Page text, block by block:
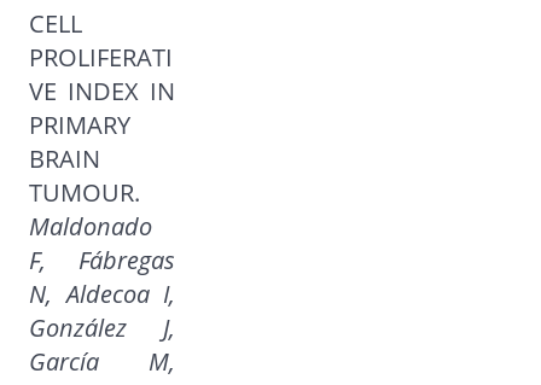
CELL
PROLIFERATI
VE INDEX IN
PRIMARY
BRAIN
TUMOUR.
Maldonado
F, Fábregas
N, Aldecoa I,
González J,
García M,